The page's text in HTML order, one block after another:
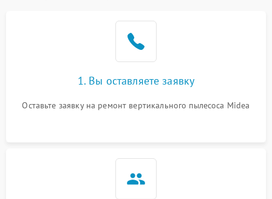
1. Вы оставляете заявку
Оставьте заявку на ремонт вертикального пылесоса Midea